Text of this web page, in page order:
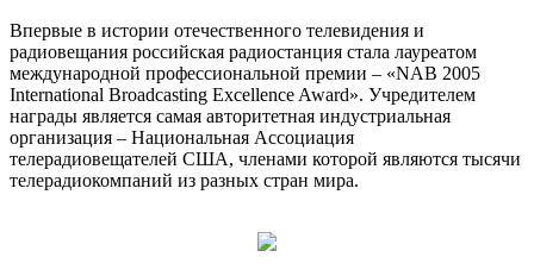
Впервые в истории отечественного телевидения и
радиовещания российская радиостанция стала лауреатом
международной профессиональной премии – «NAB 2005
International Broadcasting Excellence Award». Учредителем
награды является самая авторитетная индустриальная
организация – Национальная Ассоциация
телерадиовещателей США, членами которой являются тысячи
телерадиокомпаний из разных стран мира.